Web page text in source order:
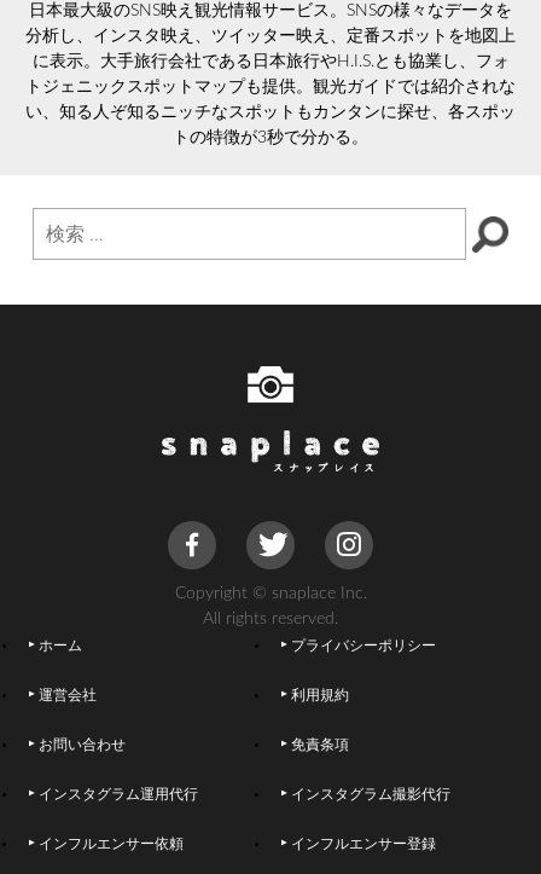
日本最大級のSNS映え観光情報サービス。SNSの様々なデータを
分析し、インスタ映え、ツイッター映え、定番スポットを地図上
に表示。大手旅行会社である日本旅行やH.I.S.とも協業し、フォ
トジェニックスポットマップも提供。観光ガイドでは紹介されな
い、知る人ぞ知るニッチなスポットもカンタンに探せ、各スポッ
トの特徴が3秒で分かる。
Copyright © snaplace Inc.
All rights reserved.
ホーム プライバシーポリシー
運営会社 利用規約
お問い合わせ 免責条項
インスタグラム運用代行 インスタグラム撮影代行
インフルエンサー依頼 インフルエンサー登録